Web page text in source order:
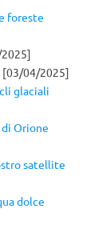
foreste
[03/04/2025]
glaciali
Orione
satellite
dolce